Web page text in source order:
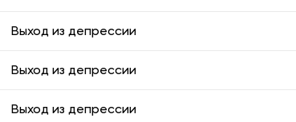
Выход из депрессии
Выход из депрессии
Выход из депрессии